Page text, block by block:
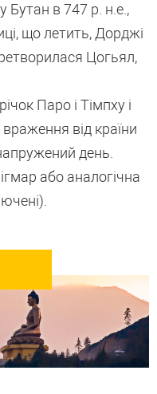
Бутан в 747 р. н.е.,
що летить, Дорджі
Цогьял,
Паро і Тімпху і
від країни
день.
або аналогічна